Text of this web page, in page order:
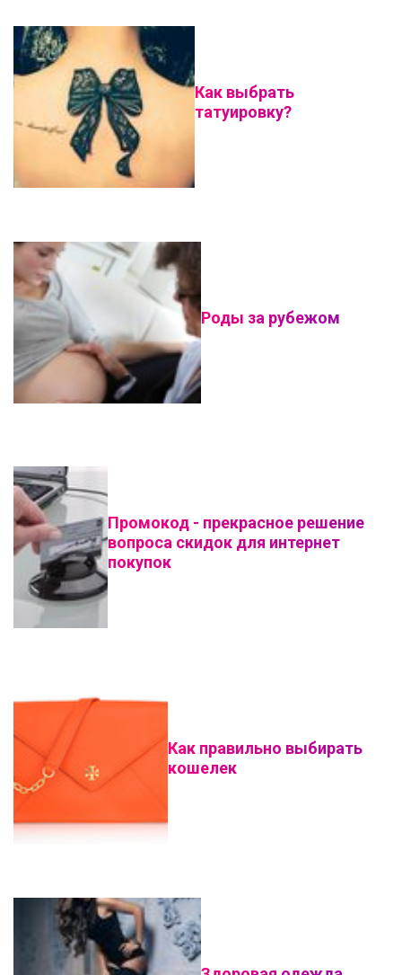
Как выбрать
татуировку?
Роды за рубежом
Промокод - прекрасное решение
вопроса скидок для интернет
покупок
Как правильно выбирать
кошелек